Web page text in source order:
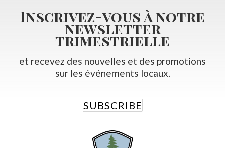
Inscrivez-vous à notre
newsletter
trimestrielle
et recevez des nouvelles et des promotions
sur les événements locaux.
SUBSCRIBE